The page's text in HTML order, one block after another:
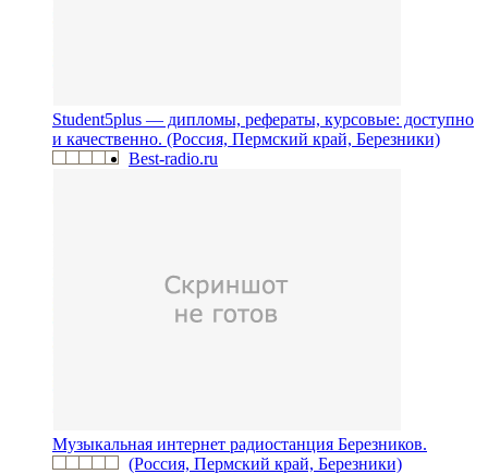
Student5plus — дипломы, рефераты, курсовые: доступно
и качественно. (Россия, Пермский край, Березники)
Best-radio.ru
Музыкальная интернет радиостанция Березников.
(Россия, Пермский край, Березники)